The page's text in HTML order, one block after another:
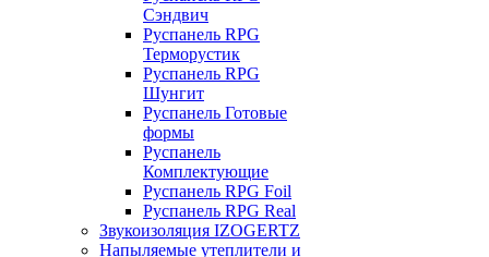
Сэндвич
Руспанель RPG
Терморустик
Руспанель RPG
Шунгит
Руспанель Готовые
формы
Руспанель
Комплектующие
Руспанель RPG Foil
Руспанель RPG Real
Звукоизоляция IZOGERTZ
Напыляемые утеплители и